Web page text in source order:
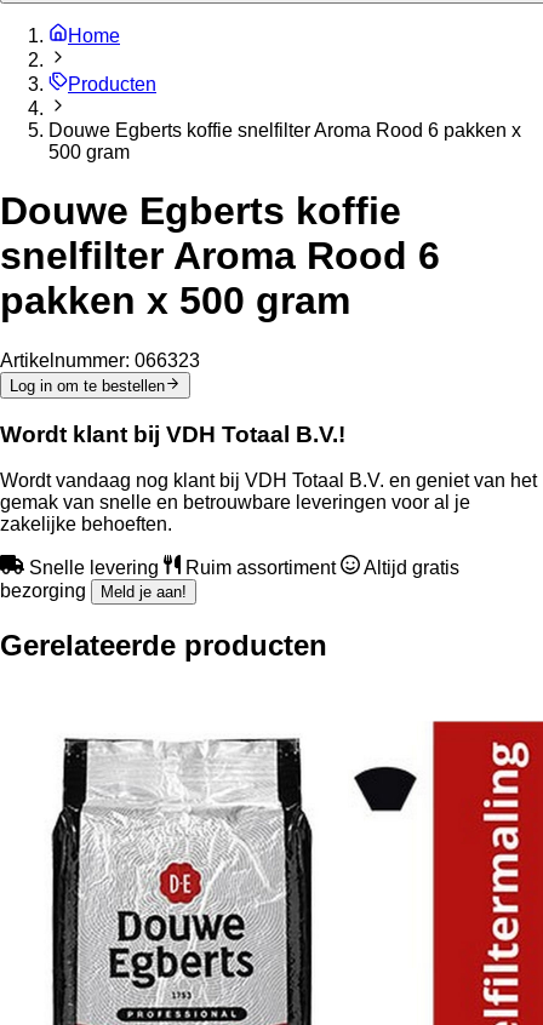
Home
Producten
Douwe Egberts koffie snelfilter Aroma Rood 6 pakken x
500 gram
Douwe Egberts koffie
snelfilter Aroma Rood 6
pakken x 500 gram
Artikelnummer: 066323
Log in om te bestellen
Wordt klant bij VDH Totaal B.V.!
Wordt vandaag nog klant bij VDH Totaal B.V. en geniet van het
gemak van snelle en betrouwbare leveringen voor al je
zakelijke behoeften.
Snelle levering Ruim assortiment
Altijd gratis
bezorging
Meld je aan!
Gerelateerde producten